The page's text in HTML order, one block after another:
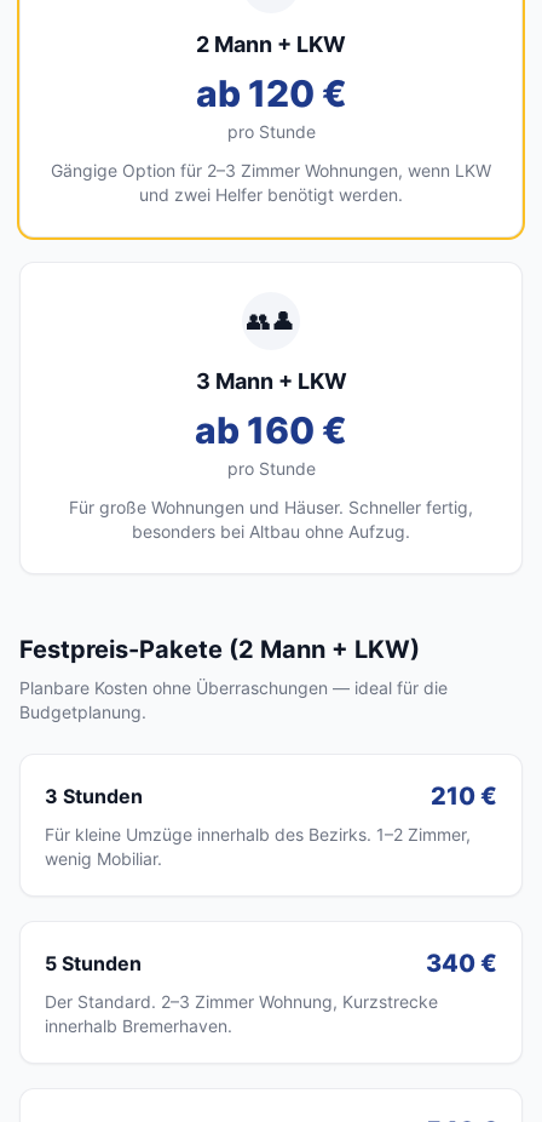
2 Mann + LKW
ab 120 €
pro Stunde
Gängige Option für 2–3 Zimmer Wohnungen, wenn LKW
und zwei Helfer benötigt werden.
👥👤
3 Mann + LKW
ab 160 €
pro Stunde
Für große Wohnungen und Häuser. Schneller fertig,
besonders bei Altbau ohne Aufzug.
Festpreis-Pakete (2 Mann + LKW)
Planbare Kosten ohne Überraschungen — ideal für die
Budgetplanung.
3 Stunden 210 €
Für kleine Umzüge innerhalb des Bezirks. 1–2 Zimmer,
wenig Mobiliar.
5 Stunden 340 €
Der Standard. 2–3 Zimmer Wohnung, Kurzstrecke
innerhalb Bremerhaven.